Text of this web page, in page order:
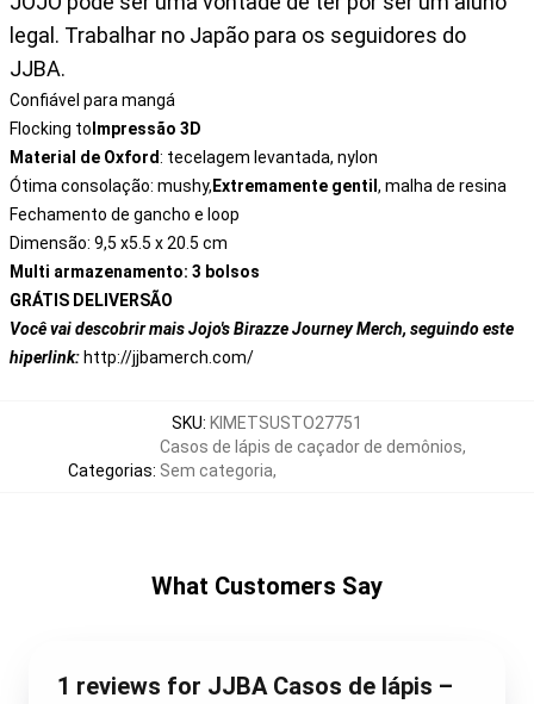
legal. Trabalhar no Japão para os seguidores do
JJBA.
Confiável para mangá
Flocking to Impressão 3D
Material de Oxford: tecelagem levantada, nylon
Ótima consolação: mushy, Extremamente gentil , malha de resina
Fechamento de gancho e loop
Dimensão: 9,5 x5.5 x 20.5 cm
Multi armazenamento: 3 bolsos
GRÁTIS DELIVERSÃO
Você vai descobrir mais Jojo's Birazze Journey Merch, seguindo este
hiperlink: http://jjbamerch.com/
SKU: KIMETSUSTO27751
Categorias:
Casos de lápis de caçador de demônios,
Sem categoria,
What Customers Say
1 reviews for JJBA Casos de lápis –